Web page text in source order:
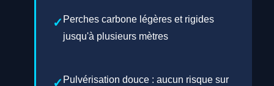
Perches carbone légères et rigides
jusqu'à plusieurs mètres
Pulvérisation douce : aucun risque sur